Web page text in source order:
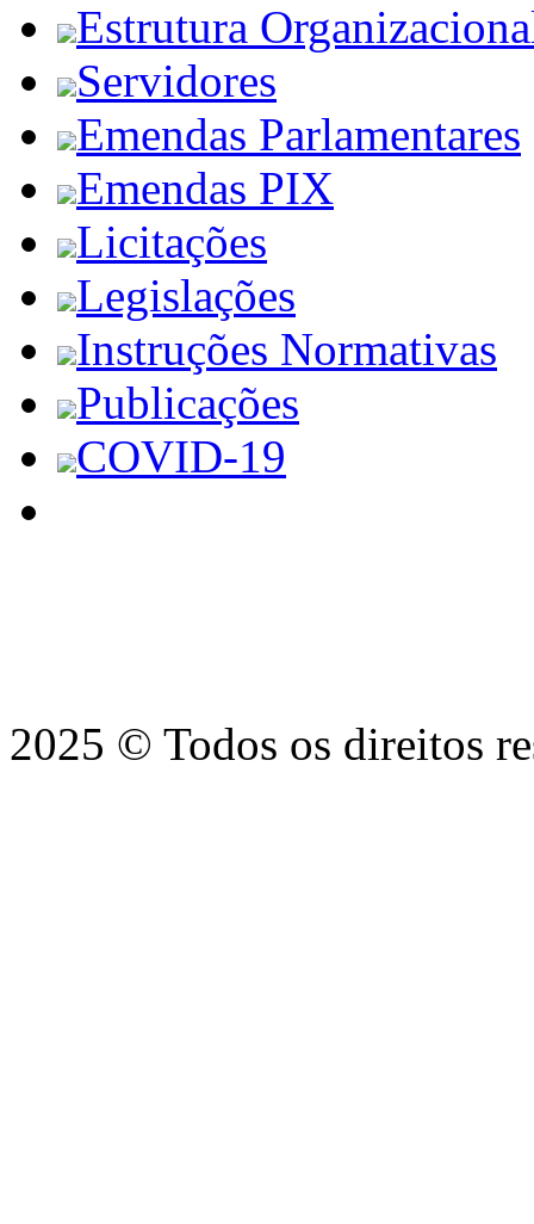
Estrutura
Servidores
Emendas Parlamentares
Emendas PIX
Licitações
Legislações
Instruções Normativas
Publicações
COVID-19
2025 © Todos os direitos